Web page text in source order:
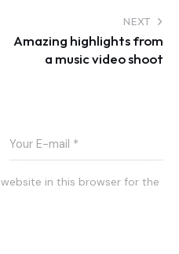
NEXT
Amazing highlights from
a music video shoot
in this browser for the